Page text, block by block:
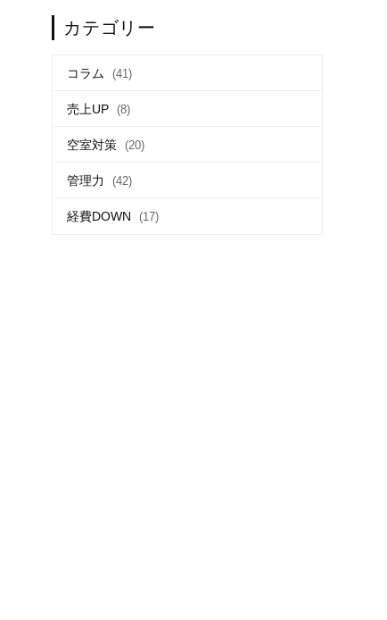
カテゴリー
コラム (41)
売上UP (8)
空室対策 (20)
管理力 (42)
経費DOWN (17)